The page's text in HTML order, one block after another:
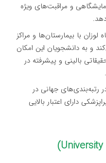
و مراقبت‌های ویژه
لوزان با بیمارستان‌ها و مراکز
و به دانشجویان این امکان
بالینی و پیشرفته در
رتبه‌بندی‌های جهانی در
دارای اعتبار بالایی